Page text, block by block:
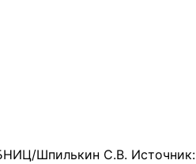
Шпилькин С.В. Источник: